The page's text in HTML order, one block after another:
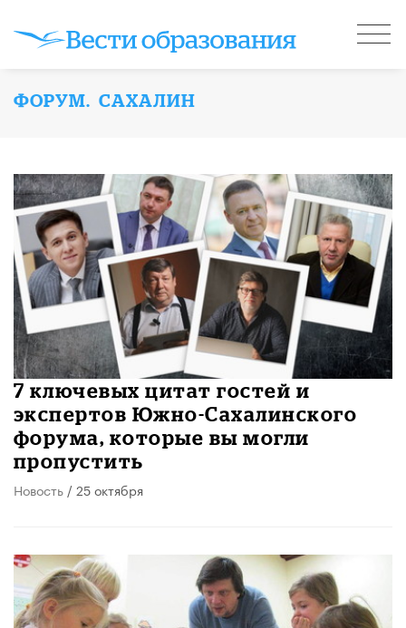
ФОРУМ. САХАЛИН
7 ключевых цитат гостей и
экспертов Южно-Сахалинского
форума, которые вы могли
пропустить
Новость / 25 октября